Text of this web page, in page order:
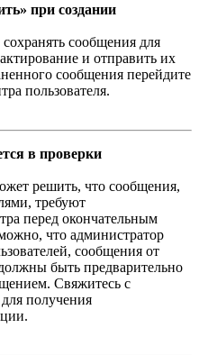
при создании
сообщения для
и отправить их
сообщения перейдите
пользователя.
в проверки
решить, что сообщения,
требуют
перед окончательным
что администратор
сообщения от
быть предварительно
Свяжитесь с
получения